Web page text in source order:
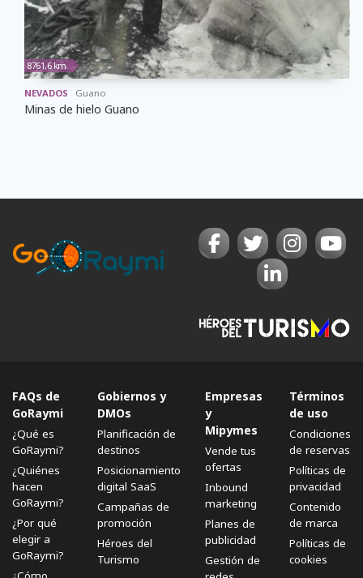
8761,6 km
NEVADOS Guano
Minas de hielo Guano
FAQs de
GoRaymi
¿Qué es
GoRaymi?
¿Quiénes
hacen
GoRaymi?
¿Por qué
elegir a
GoRaymi?
Gobiernos y
DMOs
Planificación de
destinos
Posicionamiento
digital SaaS
Campañas de
promoción
Héroes del
Turismo
Empresas
y
Mipymes
Vende tus
ofertas
Inbound
marketing
Planes de
publicidad
Gestión de
Términos
de uso
Condiciones
de reservas
Políticas de
privacidad
Contenido
de marca
Políticas de
cookies